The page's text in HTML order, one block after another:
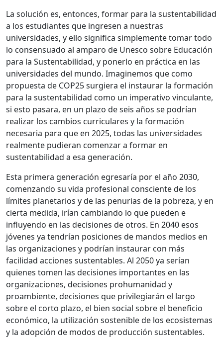
La solución es, entonces, formar para la sustentabilidad
a los estudiantes que ingresen a nuestras
universidades, y ello significa simplemente tomar todo
lo consensuado al amparo de Unesco sobre Educación
para la Sustentabilidad, y ponerlo en práctica en las
universidades del mundo. Imaginemos que como
propuesta de COP25 surgiera el instaurar la formación
para la sustentabilidad como un imperativo vinculante,
si esto pasara, en un plazo de seis años se podrían
realizar los cambios curriculares y la formación
necesaria para que en 2025, todas las universidades
realmente pudieran comenzar a formar en
sustentabilidad a esa generación.
Esta primera generación egresaría por el año 2030,
comenzando su vida profesional consciente de los
límites planetarios y de las penurias de la pobreza, y en
cierta medida, irían cambiando lo que pueden e
influyendo en las decisiones de otros. En 2040 esos
jóvenes ya tendrían posiciones de mandos medios en
las organizaciones y podrían instaurar con más
facilidad acciones sustentables. Al 2050 ya serían
quienes tomen las decisiones importantes en las
organizaciones, decisiones prohumanidad y
proambiente, decisiones que privilegiarán el largo
sobre el corto plazo, el bien social sobre el beneficio
económico, la utilización sostenible de los ecosistemas
y la adopción de modos de producción sustentables.